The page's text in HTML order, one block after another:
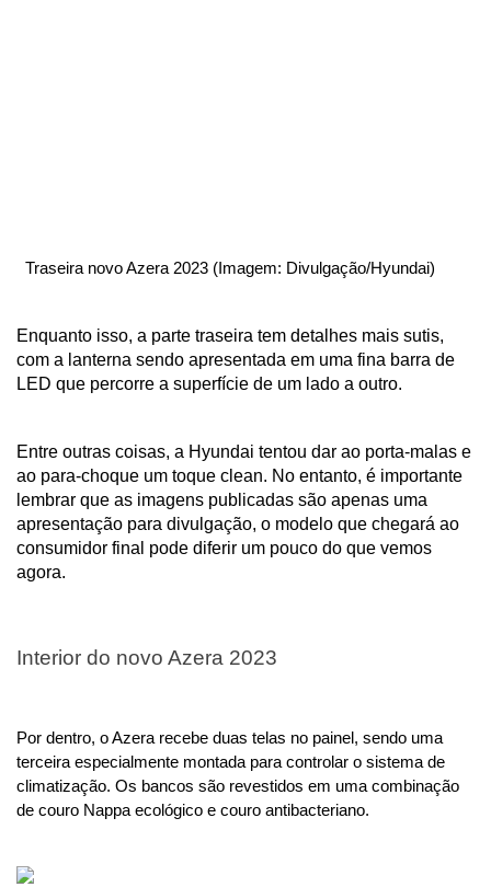
Traseira novo Azera 2023 (Imagem: Divulgação/Hyundai)
Enquanto isso, a parte traseira tem detalhes mais sutis,
com a lanterna sendo apresentada em uma fina barra de
LED que percorre a superfície de um lado a outro.
Entre outras coisas, a Hyundai tentou dar ao porta-malas e
ao para-choque um toque clean. No entanto, é importante
lembrar que as imagens publicadas são apenas uma
apresentação para divulgação, o modelo que chegará ao
consumidor final pode diferir um pouco do que vemos
agora.
Interior do novo Azera 2023
Por dentro, o Azera recebe duas telas no painel, sendo uma
terceira especialmente montada para controlar o sistema de
climatização. Os bancos são revestidos em uma combinação
de couro Nappa ecológico e couro antibacteriano.